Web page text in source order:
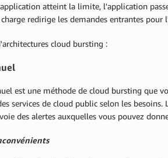
atteint la limite, l'application
redirige les demandes entrantes pour
cloud bursting :
est une méthode de cloud bursting que
services de cloud public selon les
des alertes auxquelles vous pouvez